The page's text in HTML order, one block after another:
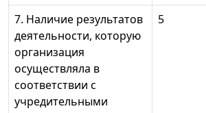
7. Наличие результатов
деятельности, которую
организация
осуществляла в
соответствии с
учредительными
5